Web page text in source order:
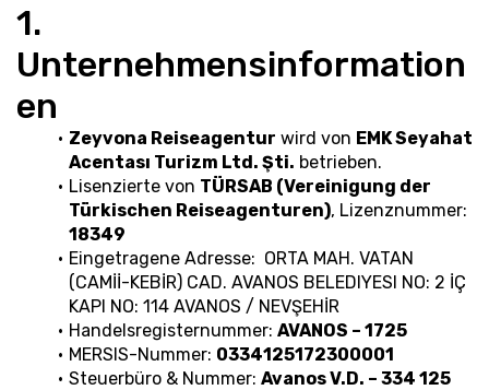
1.
Unternehmensinformation
en
Zeyvona Reiseagentur wird von EMK Seyahat
Acentası Turizm Ltd. Şti. betrieben.
Lisenzierte von TÜRSAB (Vereinigung der
Türkischen Reiseagenturen)
18349
Eingetragene Adresse:  ORTA MAH. VATAN
(CAMİİ-KEBİR) CAD. AVANOS BELEDIYESI NO: 2 İÇ
KAPI NO: 114 AVANOS / NEVŞEHİR
Handelsregisternummer: AVANOS – 1725
MERSIS-Nummer: 0334125172300001
Steuerbüro & Nummer: Avanos V.D. – 334 125